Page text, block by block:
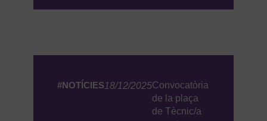
#NOTÍCIES18/12/2025Convocatòria
de la plaça
de Tècnic/a